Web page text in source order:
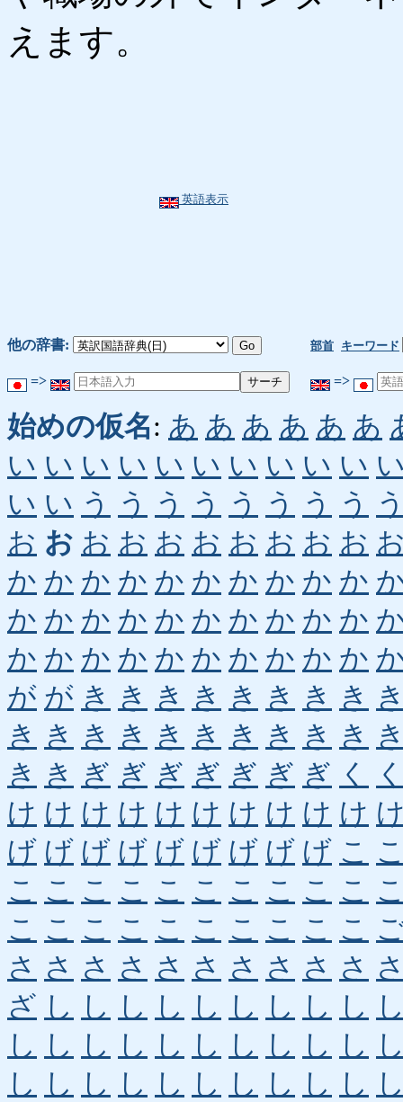
えます。
英語表示
他の辞書: 部首 キーワード
=> =>
始めの仮名: あ あ あ あ あ あ
い い い い い い い い い い
い い う う う う う う う う
お お お お お お お お お お
か か か か か か か か か か
か か か か か か か か か か
か か か か か か か か か か
が が き き き き き き き き
き き き き き き き き き き
き き ぎ ぎ ぎ ぎ ぎ ぎ ぎ く
け け け け け け け け け け
げ げ げ げ げ げ げ げ げ こ
こ こ こ こ こ こ こ こ こ こ
こ こ こ こ こ こ こ こ こ こ
さ さ さ さ さ さ さ さ さ さ
ざ し し し し し し し し し
し し し し し し し し し し
し し し し し し し し し し